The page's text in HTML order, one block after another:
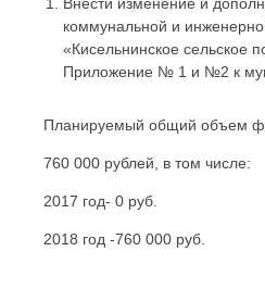
коммунальной и
«Кисельнинское сельское
Приложение № 1 и №2 к
Планируемый общий объем
760 000 рублей, в том числе:
2017 год- 0 руб.
2018 год -760 000 руб.